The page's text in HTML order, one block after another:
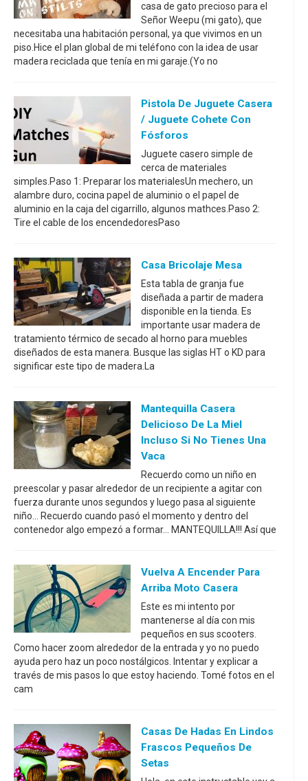
casa de gato precioso para el
Señor Weepu (mi gato), que
necesitaba una habitación personal, ya que vivimos en un
piso.Hice el plan global de mi teléfono con la idea de usar
madera reciclada que tenía en mi garaje.(Yo no
Pistola De Juguete Casera
/ Juguete Cohete Con
Fósforos
Juguete casero simple de
cerca de materiales
simples.Paso 1: Preparar los materialesUn mechero, un
alambre duro, cocina papel de aluminio o el papel de
aluminio en la caja del cigarrillo, algunos mathces.Paso 2:
Tire el cable de los encendedoresPaso
Casa Bricolaje Mesa
Esta tabla de granja fue
diseñada a partir de madera
disponible en la tienda. Es
importante usar madera de
tratamiento térmico de secado al horno para muebles
diseñados de esta manera. Busque las siglas HT o KD para
significar este tipo de madera.La
Mantequilla Casera
Delicioso De La Miel
Incluso Si No Tienes Una
Vaca
Recuerdo como un niño en
preescolar y pasar alrededor de un recipiente a agitar con
fuerza durante unos segundos y luego pasa al siguiente
niño... Recuerdo cuando pasó el momento y dentro del
contenedor algo empezó a formar... MANTEQUILLA!!! Así que
Vuelva A Encender Para
Arriba Moto Casera
Este es mi intento por
mantenerse al día con mis
pequeños en sus scooters.
Como hacer zoom alrededor de la entrada y yo no puedo
ayuda pero haz un poco nostálgicos. Intentar y explicar a
través de mis pasos lo que estoy haciendo. Tomé fotos en el
cam
Casas De Hadas En Lindos
Frascos Pequeños De
Setas